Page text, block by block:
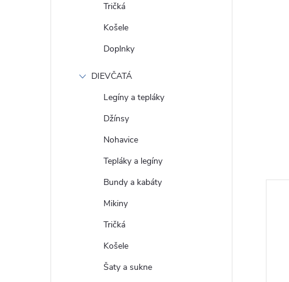
Tričká
Košele
Doplnky
DIEVČATÁ
Legíny a tepláky
Džínsy
Nohavice
Tepláky a legíny
Bundy a kabáty
Mikiny
Tričká
Košele
Šaty a sukne